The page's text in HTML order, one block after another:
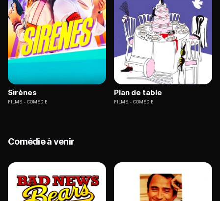
Sirènes
FILMS COMÉDIE
Plan de table
FILMS COMÉDIE
Comédie à venir